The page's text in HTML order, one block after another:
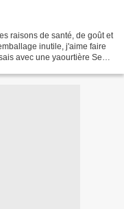
raisons de santé, de goût et
inutile, j'aime faire
avec une yaourtière Seb